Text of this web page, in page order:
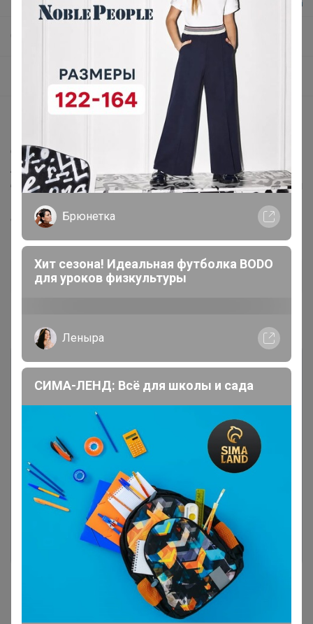
Бесшовные трусы
Описание
Артикул: 1039 / винный Трусики слип с широкими
бочками, выполнены из эластичной микрофибры. Края
облегающей одеждой.
Ластовица хлопковая.
Дополнительная информация
Комментарии
Чтобы написать комментарий необходимо
авторизоваться на сайте!
Это займет меньше минуты
Войти Зарегистрироваться
Брюнетка
Хит сезона! Идеальная футболка BODO
для уроков физкультуры
Леныра
СИМА-ЛЕНД: Всё для школы и сада